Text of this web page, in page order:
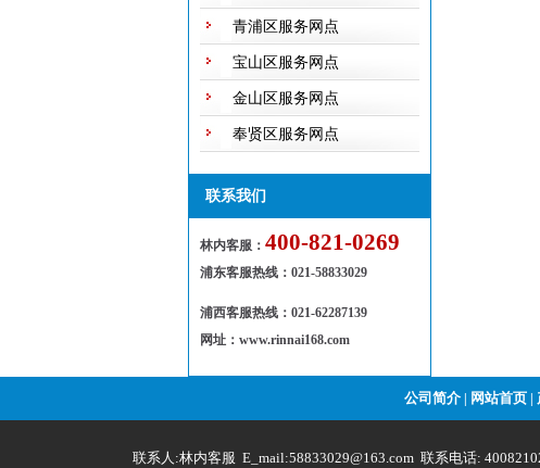
青浦区服务网点
宝山区服务网点
金山区服务网点
奉贤区服务网点
联系我们
林内客服： 400-821-0269
浦东客服热线： 021-58833029
浦西客服热线：021-62287139
网址：www.rinnai168.com
公司简介| 网站首页
联系人:林内客服 E_mail:58833029@163.com 联系电话: